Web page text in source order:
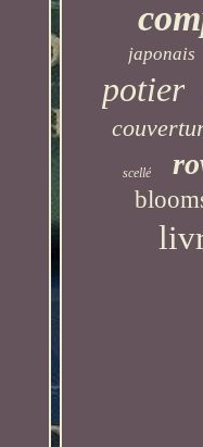
japonais
potier
scellé